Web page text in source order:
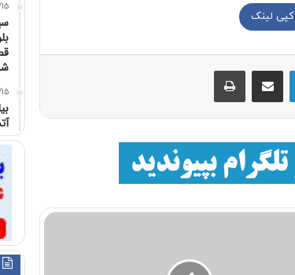
کپی لینک
لینکداین